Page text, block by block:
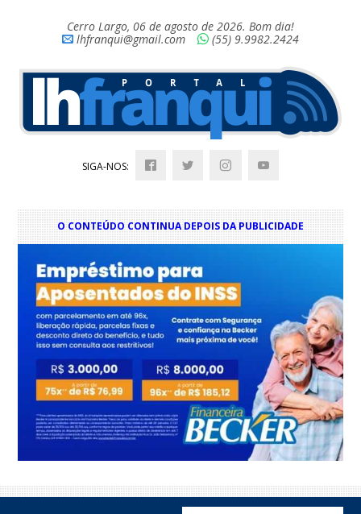
Cerro Largo, 06 de agosto de 2026. Bom dia!
lhfranqui@gmail.com
(55) 9.9982.2424
SIGA-NOS:
O CONTEÚDO CONTINUA DEPOIS DA PUBLICIDADE